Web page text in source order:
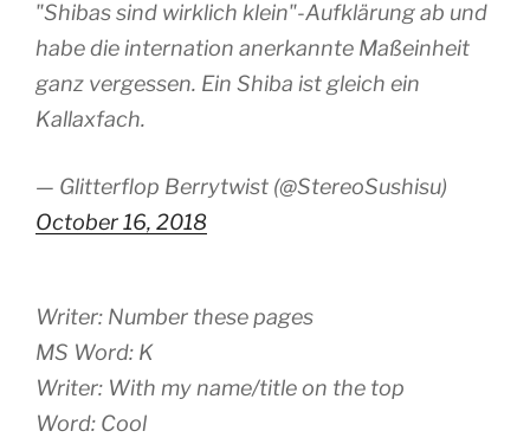
"Shibas sind wirklich klein"-Aufklärung ab und
habe die internation anerkannte Maßeinheit
ganz vergessen. Ein Shiba ist gleich ein
Kallaxfach.
— Glitterflop Berrytwist (@StereoSushisu)
October 16, 2018
Writer: Number these pages
MS Word: K
Writer: With my name/title on the top
Word: Cool